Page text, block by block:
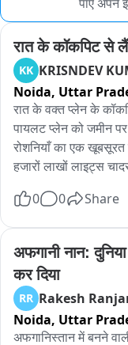
रात के कॉकपिट से
KK KRISNDEV
Noida, Uttar
रात के वक्त प्लेन के
पायलट प्लेन को जमीन
रोशनियाँ का एक
हजारों लाखों लाइट्स
LANDING का अद्भुत
0 0 Share
अफगानी नान:
कर दिया
RR Rakesh
Noida, Uttar
अफगानिस्तान में बनने